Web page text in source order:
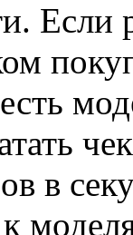
Если
в
к